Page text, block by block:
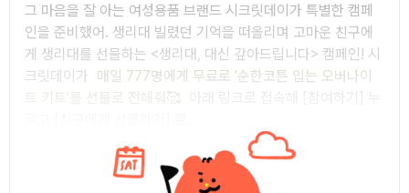
그 마음을 잘 아는 여성용품 브랜드 시크릿데이가 특별한 캠페
인을 준비했어. 생리대 빌렸던 기억을 떠올리며 고마운 친구에
게 생리대를 선물하는 <생리대, 대신 갚아드립니다> 캠페인! 시
크릿데이가 매일 777명에게 무료로 '순한코튼 입는 오버나이